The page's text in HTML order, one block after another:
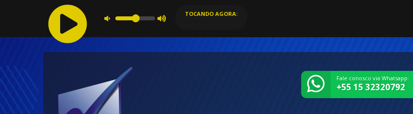
TOCANDO AGORA:
Fale conosco via Whatsapp:
+55 15 32320792